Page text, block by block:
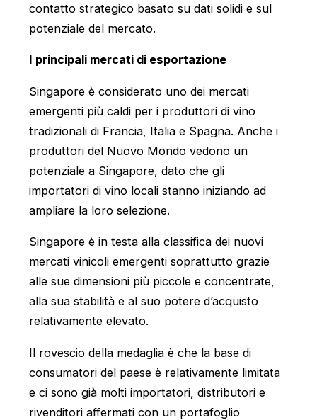
contatto strategico basato su dati solidi e sul
potenziale del mercato.
I principali mercati di esportazione
Singapore è considerato uno dei mercati
emergenti più caldi per i produttori di vino
tradizionali di Francia, Italia e Spagna. Anche i
produttori del Nuovo Mondo vedono un
potenziale a Singapore, dato che gli
importatori di vino locali stanno iniziando ad
ampliare la loro selezione.
Singapore è in testa alla classifica dei nuovi
mercati vinicoli emergenti soprattutto grazie
alle sue dimensioni più piccole e concentrate,
alla sua stabilità e al suo potere d’acquisto
relativamente elevato.
Il rovescio della medaglia è che la base di
consumatori del paese è relativamente limitata
e ci sono già molti importatori, distributori e
rivenditori affermati con un portafoglio